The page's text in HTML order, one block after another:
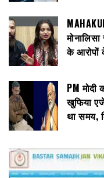
के आरोपों
PM मोदी
खुफिया
था समय,